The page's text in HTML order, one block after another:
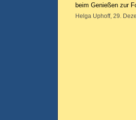
beim Genießen zur
Helga Uphoff, 29.